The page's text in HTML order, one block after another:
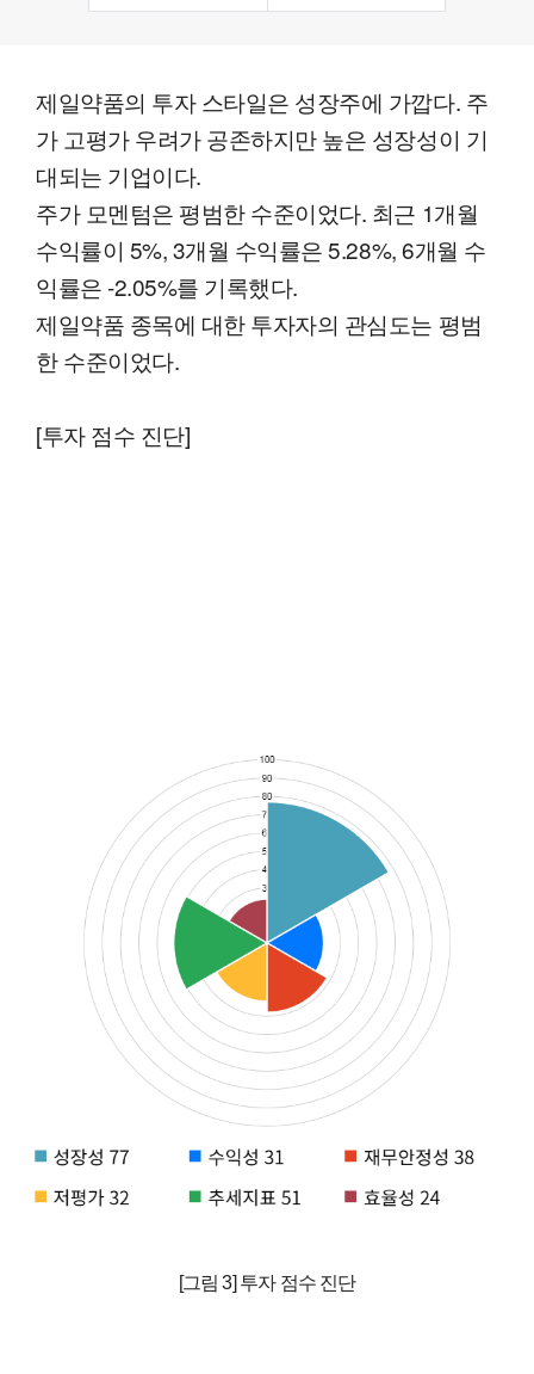
제일약품의 투자 스타일은 성장주에 가깝다. 주
가 고평가 우려가 공존하지만 높은 성장성이 기
대되는 기업이다.
주가 모멘텀은 평범한 수준이었다. 최근 1개월
수익률이 5%, 3개월 수익률은 5.28%, 6개월 수
익률은 -2.05%를 기록했다.
제일약품 종목에 대한 투자자의 관심도는 평범
한 수준이었다.
[투자 점수 진단]
[그림 3] 투자 점수 진단